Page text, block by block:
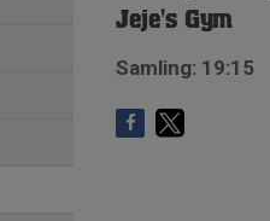
Jeje's Gym
Samling: 19:15